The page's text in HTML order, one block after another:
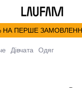
НА ПЕРШЕ
Дівчата Одяг